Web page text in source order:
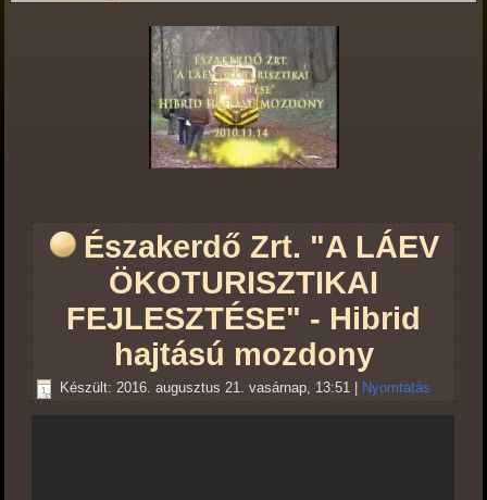
Északerdő Zrt. "A LÁEV
ÖKOTURISZTIKAI
FEJLESZTÉSE" - Hibrid
hajtású mozdony
Készült: 2016. augusztus 21. vasárnap, 13:51 Nyomtatás